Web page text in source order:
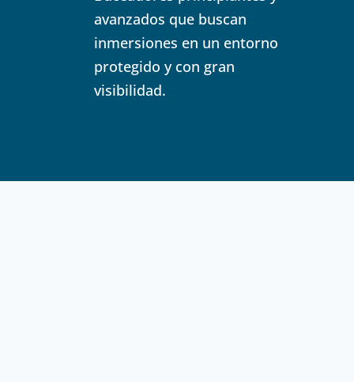
avanzados que buscan
inmersiones en un entorno
protegido y con gran
visibilidad.